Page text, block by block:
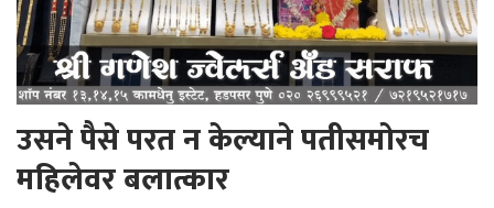
उसने पैसे परत न केल्याने पतीसमोरच
महिलेवर बलात्कार